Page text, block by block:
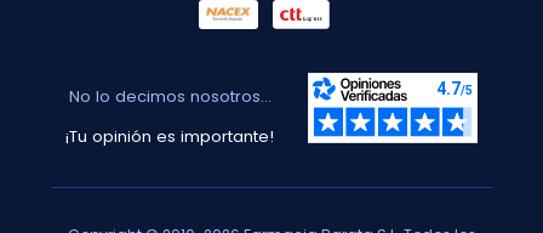
No lo decimos nosotros...
¡Tu opinión es importante!